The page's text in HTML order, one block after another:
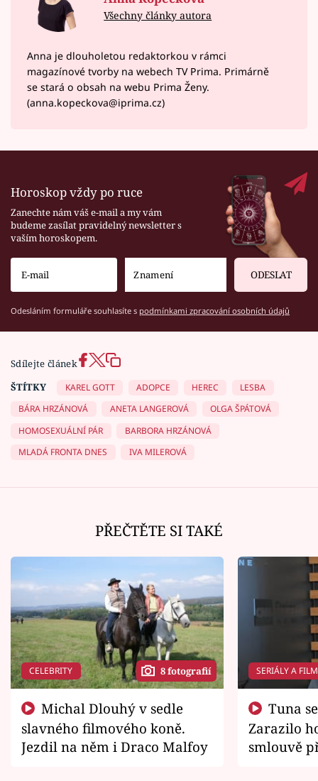
Všechny články autora
Anna je dlouholetou redaktorkou v rámci
magazínové tvorby na webech TV Prima. Primárně
se stará o obsah na webu Prima Ženy.
(anna.kopeckova@iprima.cz)
Horoskop vždy po ruce
Zanechte nám váš e-mail a my vám
budeme zasílat pravidelný newsletter s
vaším horoskopem.
ODESLAT
Odesláním formuláře souhlasíte s podmínkami zpracování osobních údajů
Sdílejte článek
ŠTÍTKY
KAREL GOTT ADOPCE HEREC
LESBA
BÁRA HRZÁNOVÁ
ANETA LANGEROVÁ
OLGA ŠPÁTOVÁ
HOMOSEXUÁLNÍ PÁR
BARBORA HRZÁNOVÁ
MLADÁ FRONTA DNES
IVA MILEROVÁ
PŘEČTĚTE SI TAKÉ
CELEBRITY 8 fotografií
slavného filmového koně.
Jezdil na něm i Draco Malfoy
SERIÁLY A
Zarazilo
smlouvě